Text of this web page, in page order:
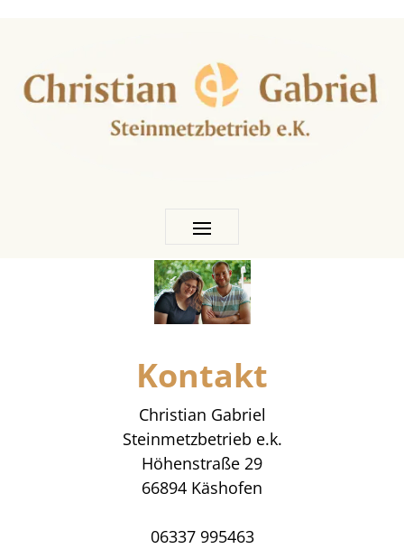
Kontakt
Christian Gabriel
Steinmetzbetrieb e.k.
Höhenstraße 29
66894 Käshofen
06337 995463